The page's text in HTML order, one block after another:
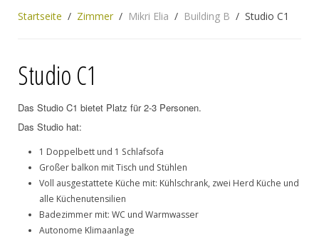
Startseite Zimmer Mikri Elia Building B Studio C1
Studio C1
Das Studio C1 bietet Platz für 2-3 Personen.
Das Studio hat:
1 Doppelbett und 1 Schlafsofa
Großer balkon mit Tisch und Stühlen
Voll ausgestattete Küche mit: Kühlschrank, zwei Herd Küche und
alle Küchenutensilien
Badezimmer mit: WC und Warmwasser
Autonome Klimaanlage